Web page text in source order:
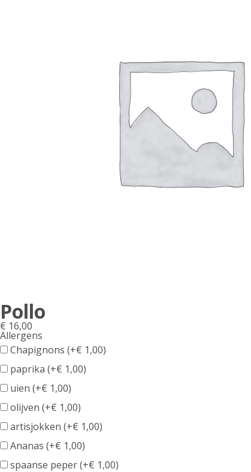
Pollo
€ 16,00
Allergens
Chapignons (+€ 1,00)
paprika (+€ 1,00)
uien (+€ 1,00)
olijven (+€ 1,00)
artisjokken (+€ 1,00)
Ananas (+€ 1,00)
spaanse peper (+€ 1,00)